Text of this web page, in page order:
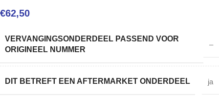
€62,50
VERVANGINGSONDERDEEL PASSEND VOOR
ORIGINEEL NUMMER
–
DIT BETREFT EEN AFTERMARKET ONDERDEEL ja